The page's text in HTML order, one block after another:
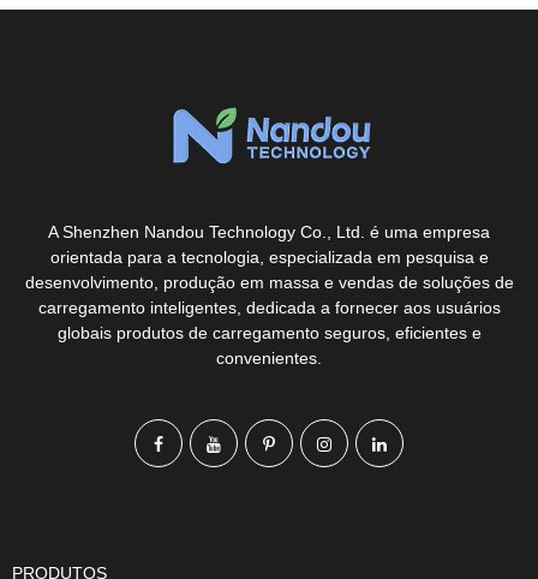
A Shenzhen Nandou Technology Co., Ltd. é uma empresa
orientada para a tecnologia, especializada em pesquisa e
desenvolvimento, produção em massa e vendas de soluções de
carregamento inteligentes, dedicada a fornecer aos usuários
globais produtos de carregamento seguros, eficientes e
convenientes.
PRODUTOS